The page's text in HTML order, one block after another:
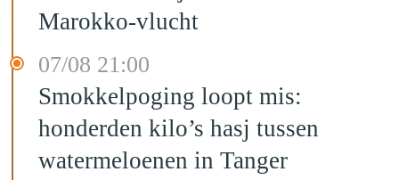
Marokko-vlucht
07/08 21:00
Smokkelpoging loopt mis:
honderden kilo’s hasj tussen
watermeloenen in Tanger